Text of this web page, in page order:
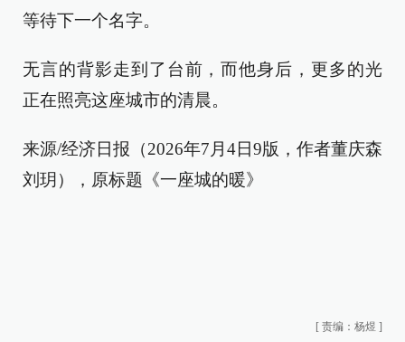
等待下一个名字。
无言的背影走到了台前，而他身后，更多的光
正在照亮这座城市的清晨。
来源/经济日报（2026年7月4日9版，作者董庆森
刘玥），原标题《一座城的暖》
[ 责编：杨煜 ]